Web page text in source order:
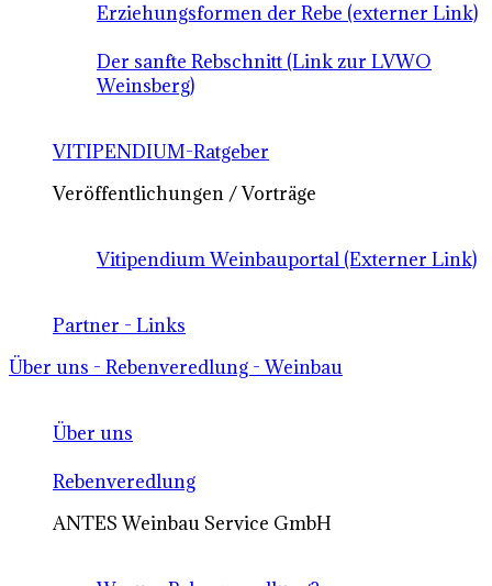
Erziehungsformen der Rebe (externer Link)
Der sanfte Rebschnitt (Link zur LVWO
Weinsberg)
VITIPENDIUM-Ratgeber
Veröffentlichungen / Vorträge
Vitipendium Weinbauportal (Externer Link)
Partner - Links
Über uns - Rebenveredlung - Weinbau
Über uns
Rebenveredlung
ANTES Weinbau Service GmbH